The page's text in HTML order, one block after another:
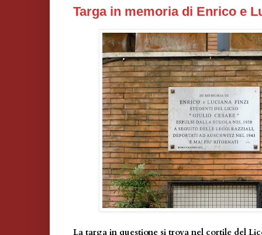
Targa in memoria di Enrico e
La targa in questione si trova nel cortile del